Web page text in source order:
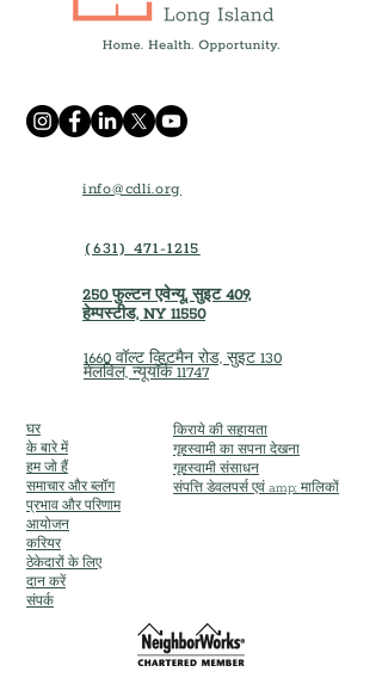
info@cdli.org
(631) 471-1215
250 फुल्टन एवेन्यू, सुइट 409,
हेम्पस्टीड, NY 11550
1660 वॉल्ट व्हिटमैन रोड, सुइट 130
मेलविल, न्यूयॉर्क 11747
घर
के बारे में
हम जो हैं
समाचार और ब्लॉग
प्रभाव और परिणाम
आयोजन
करियर
ठेकेदारों के लिए
दान करें
संपर्क
किराये की सहायता
गृहस्वामी का सपना देखना
गृहस्वामी संसाधन
संपत्ति डेवलपर्स एवं amp; मालिकों